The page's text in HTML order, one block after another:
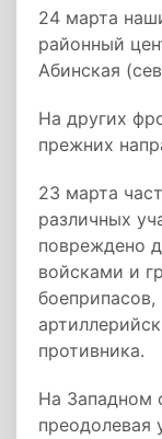
24 марта
районный
Абинская
На других
прежних
23 марта
различных
повреждено
войсками и
боеприпасов,
противника.
На Западном
преодолевая